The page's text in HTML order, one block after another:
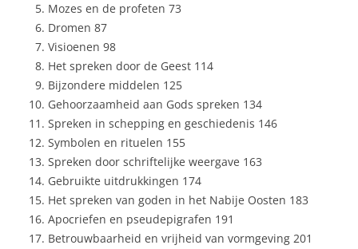
Mozes en de profeten 73
Dromen 87
Visioenen 98
Het spreken door de Geest 114
Bijzondere middelen 125
Gehoorzaamheid aan Gods spreken 134
Spreken in schepping en geschiedenis 146
Symbolen en rituelen 155
Spreken door schriftelijke weergave 163
Gebruikte uitdrukkingen 174
Het spreken van goden in het Nabije Oosten 183
Apocriefen en pseudepigrafen 191
Betrouwbaarheid en vrijheid van vormgeving 201